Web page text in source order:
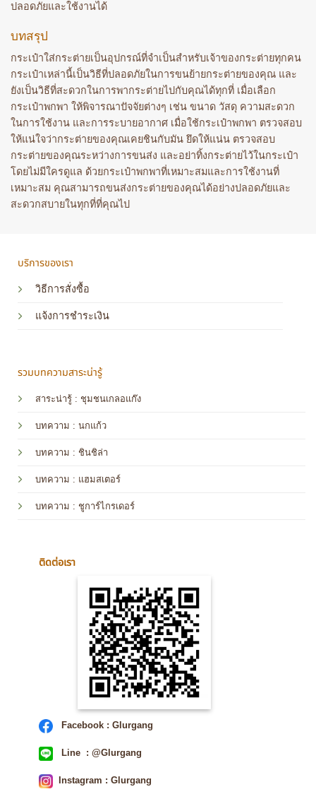
ปลอดภัยและใช้งานได้
บทสรุป
กระเป๋าใส่กระต่ายเป็นอุปกรณ์ที่จำเป็นสำหรับเจ้าของกระต่ายทุกคน
กระเป๋าเหล่านี้เป็นวิธีที่ปลอดภัยในการขนย้ายกระต่ายของคุณ และ
ยังเป็นวิธีที่สะดวกในการพากระต่ายไปกับคุณได้ทุกที่ เมื่อเลือก
กระเป๋าพกพา ให้พิจารณาปัจจัยต่างๆ เช่น ขนาด วัสดุ ความสะดวก
ในการใช้งาน และการระบายอากาศ เมื่อใช้กระเป๋าพกพา ตรวจสอบ
ให้แน่ใจว่ากระต่ายของคุณเคยชินกับมัน ยึดให้แน่น ตรวจสอบ
กระต่ายของคุณระหว่างการขนส่ง และอย่าทิ้งกระต่ายไว้ในกระเป๋า
โดยไม่มีใครดูแล ด้วยกระเป๋าพกพาที่เหมาะสมและการใช้งานที่
เหมาะสม คุณสามารถขนส่งกระต่ายของคุณได้อย่างปลอดภัยและ
สะดวกสบายในทุกที่ที่คุณไป
บริการของเรา
วิธีการสั่งซื้อ
แจ้งการชำระเงิน
รวมบทความสาระน่ารู้
สาระน่ารู้ : ชุมชนเกลอแก๊ง
บทความ : นกแก้ว
บทความ : ชินชิล่า
บทความ : แฮมสเตอร์
บทความ : ชูการ์ไกรเดอร์
ติดต่อเรา
Facebook : Glurgang
Line : @Glurgang
Instagram : Glurgang